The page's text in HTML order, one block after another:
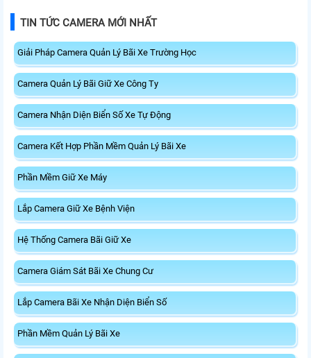
TIN TỨC CAMERA MỚI NHẤT
Giải Pháp Camera Quản Lý Bãi Xe Trường Học
Camera Quản Lý Bãi Giữ Xe Công Ty
Camera Nhận Diện Biển Số Xe Tự Động
Camera Kết Hợp Phần Mềm Quản Lý Bãi Xe
Phần Mềm Giữ Xe Máy
Lắp Camera Giữ Xe Bệnh Viện
Hệ Thống Camera Bãi Giữ Xe
Camera Giám Sát Bãi Xe Chung Cư
Lắp Camera Bãi Xe Nhận Diện Biển Số
Phần Mềm Quản Lý Bãi Xe